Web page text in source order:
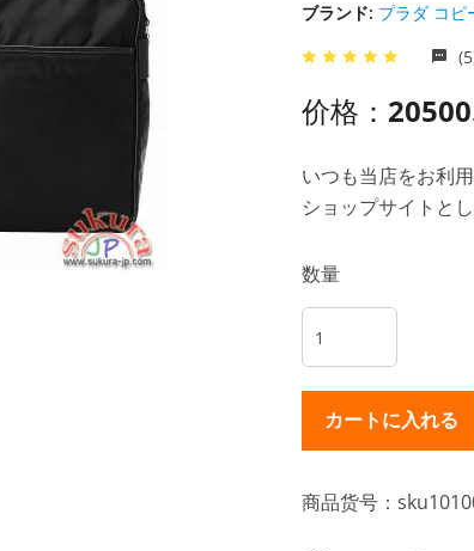
ブランド: プラダ コピ
价格：
いつも当店をお利
ショップサイトとし
数量
商品货号：